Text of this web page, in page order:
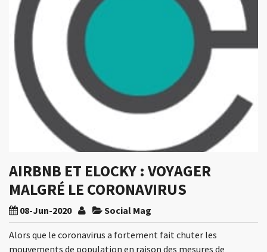
AIRBNB ET ELOCKY : VOYAGER
MALGRÉ LE CORONAVIRUS
08-Jun-2020 Social Mag
Alors que le coronavirus a fortement fait chuter les
mouvements de population en raison des mesures de